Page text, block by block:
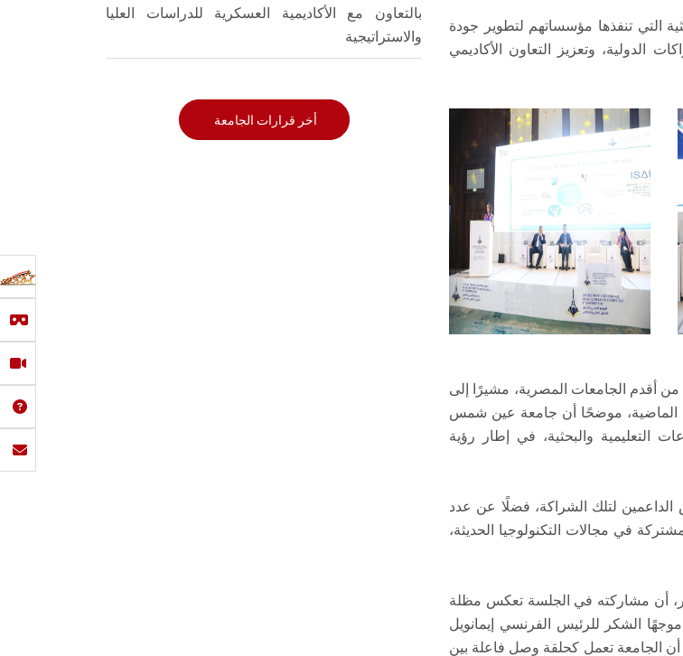
التي تنفذها مؤسساتهم لتطوير جودة
الدولية، وتعزيز التعاون الأكاديمي
أقدم الجامعات المصرية، مشيرًا إلى
الماضية، موضحًا أن جامعة عين شمس
التعليمية والبحثية، في إطار رؤية
لتلك الشراكة، فضلًا عن عدد
في مجالات التكنولوجيا الحديثة،
أن مشاركته في الجلسة تعكس مظلة
الشكر للرئيس الفرنسي إيمانويل
الجامعة تعمل كحلقة وصل فاعلة بين
بالتعاون مع الأكاديمية العسكرية للدراسات العليا
والاستراتيجية
أخر قرارات الجامعة